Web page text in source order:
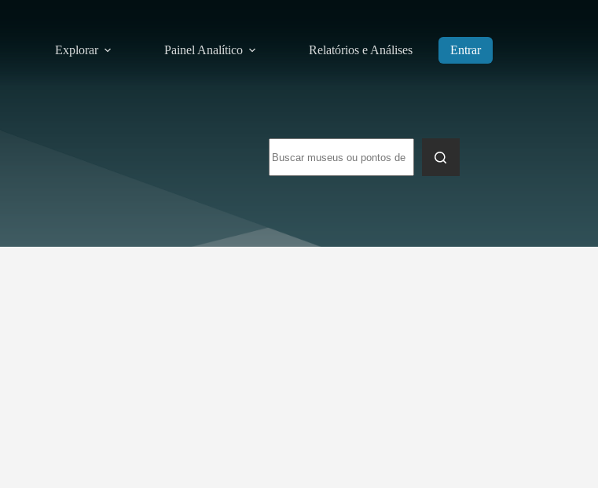
Explorar Painel Analítico Relatórios e Análises Entrar
resultados